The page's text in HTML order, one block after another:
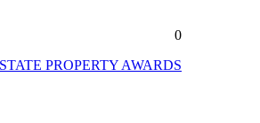
0
PROPERTY AWARDS